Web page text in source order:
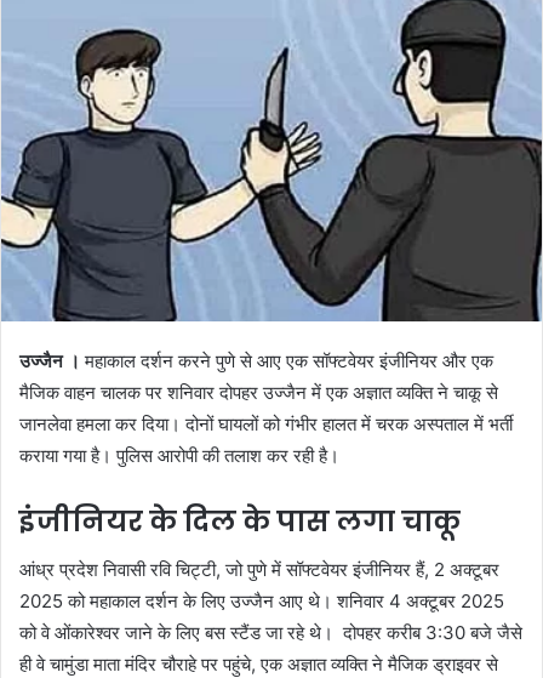
उज्जैन ।महाकाल दर्शन करने पुणे से आए एक सॉफ्टवेयर इंजीनियर और एक
मैजिक वाहन चालक पर शनिवार दोपहर उज्जैन में एक अज्ञात व्यक्ति ने चाकू से
जानलेवा हमला कर दिया। दोनों घायलों को गंभीर हालत में चरक अस्पताल में भर्ती
कराया गया है। पुलिस आरोपी की तलाश कर रही है।
इंजीनियर के दिल के पास लगा चाकू
आंध्र प्रदेश निवासी रवि चिट्टी, जो पुणे में सॉफ्टवेयर इंजीनियर हैं, 2 अक्टूबर
2025 को महाकाल दर्शन के लिए उज्जैन आए थे। शनिवार 4 अक्टूबर 2025
को वे ओंकारेश्वर जाने के लिए बस स्टैंड जा रहे थे। दोपहर करीब 3:30 बजे जैसे
ही वे चामुंडा माता मंदिर चौराहे पर पहुंचे, एक अज्ञात व्यक्ति ने मैजिक ड्राइवर से